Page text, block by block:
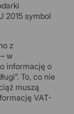
2015 symbol
z
w
informację o
To, co nie
muszą
VAT-